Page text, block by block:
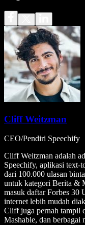
Cliff Weitzman
CEO/Pendiri Speechify
Cliff Weitzman adalah
Speechify, aplikasi text-
dari 100.000 ulasan
untuk kategori Berita &
masuk daftar Forbes 30
internet lebih mudah
Cliff juga pernah tampil
Mashable, dan berbagai